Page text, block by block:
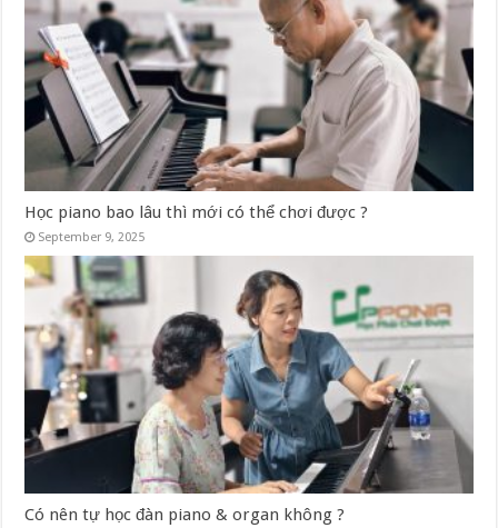
Học piano bao lâu thì mới có thể chơi được ?
September 9, 2025
Có nên tự học đàn piano & organ không ?